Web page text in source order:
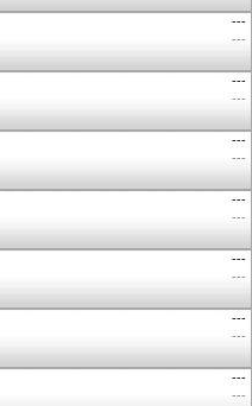
---
---
---
---
---
---
---
---
---
---
---
---
---
---